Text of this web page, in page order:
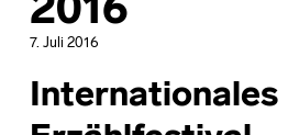
2016
7. Juli 2016
Internationales